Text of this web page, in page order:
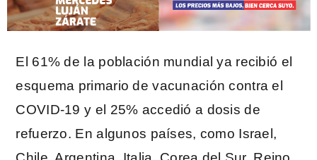
El 61% de la población mundial ya recibió el
esquema primario de vacunación contra el
COVID-19 y el 25% accedió a dosis de
refuerzo. En algunos países, como Israel,